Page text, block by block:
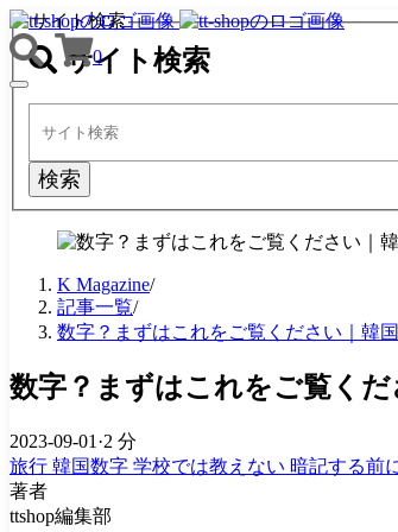
0
TOGGLE
NAVIGATION
サイト検索
サイト検索
検索
K Magazine/
記事一覧/
数字？まずはこれをご覧ください｜韓
数字？まずはこれをご覧く
2023-09-01 ·2 分
旅行 韓国数字 学校では教えない 暗記する前
著者
ttshop編集部